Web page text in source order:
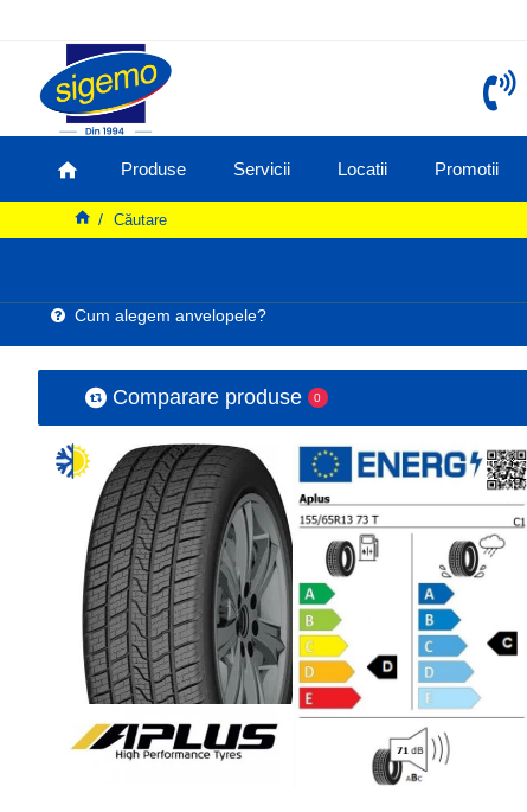
Produse Servicii Locatii Promotii
Căutare
Cum alegem anvelopele?
Comparare produse 0